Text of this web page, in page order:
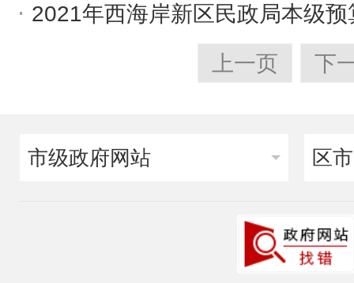
2021年西海岸新区民政局本级预
上一页 下
市级政府网站 区